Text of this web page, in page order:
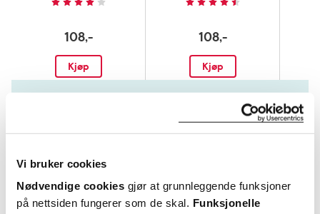
Vi bruker cookies
Nødvendige cookies gjør at grunnleggende funksjoner
på nettsiden fungerer som de skal. Funksjonelle
108,-
Kjøp
108,-
Kjøp
Hent resepter for deg selv eller barnet
Logg inn med BankID eller annen eID og få sikker
ha dem levert
Få dine resepter levert raskt og trygt på avtalt måte